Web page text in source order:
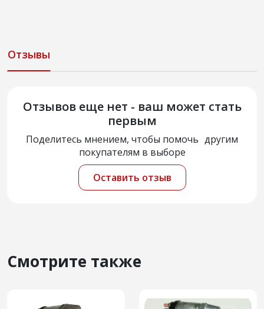
Отзывы
Отзывов еще нет - ваш может стать
первым
Поделитесь мнением, чтобы помочь другим
покупателям в выборе
Оставить отзыв
Смотрите также